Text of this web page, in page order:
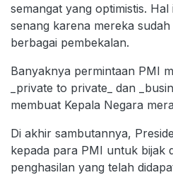
semangat yang optimistis.
senang karena mereka
berbagai pembekalan.
Banyaknya permintaan PMI
_private to private_ dan
membuat Kepala Negara
Di akhir sambutannya,
kepada para PMI untuk bijak
penghasilan yang telah